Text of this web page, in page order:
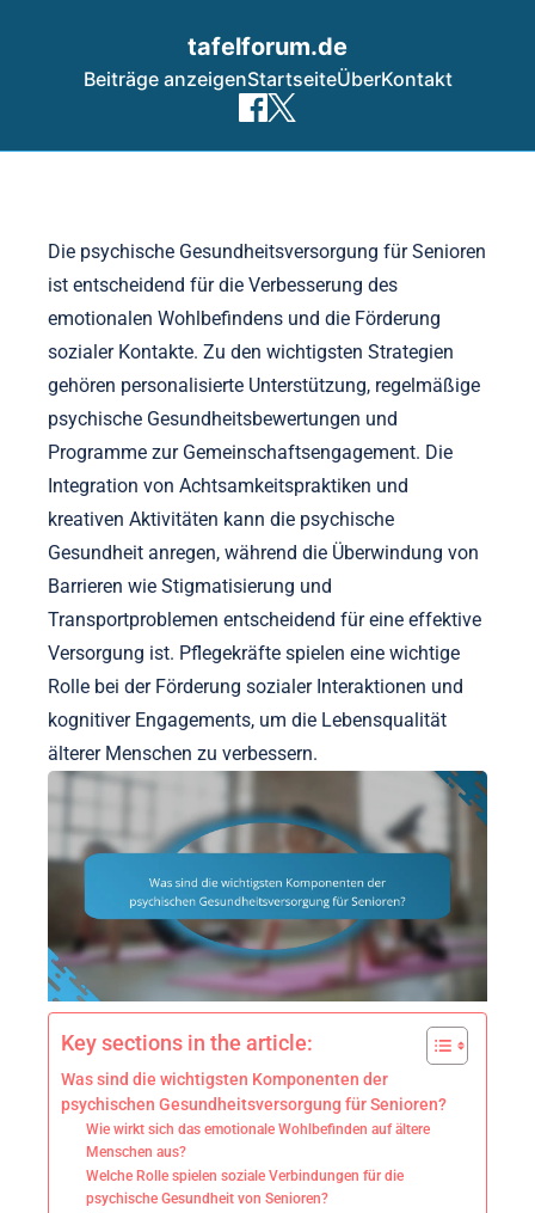
tafelforum.de
Beiträge anzeigenStartseiteÜberKontakt
Die psychische Gesundheitsversorgung für Senioren
ist entscheidend für die Verbesserung des
emotionalen Wohlbefindens und die Förderung
sozialer Kontakte. Zu den wichtigsten Strategien
gehören personalisierte Unterstützung, regelmäßige
psychische Gesundheitsbewertungen und
Programme zur Gemeinschaftsengagement. Die
Integration von Achtsamkeitspraktiken und
kreativen Aktivitäten kann die psychische
Gesundheit anregen, während die Überwindung von
Barrieren wie Stigmatisierung und
Transportproblemen entscheidend für eine effektive
Versorgung ist. Pflegekräfte spielen eine wichtige
Rolle bei der Förderung sozialer Interaktionen und
kognitiver Engagements, um die Lebensqualität
älterer Menschen zu verbessern.
Key sections in the article:
Was sind die wichtigsten Komponenten der
psychischen Gesundheitsversorgung für Senioren?
Wie wirkt sich das emotionale Wohlbefinden auf ältere
Menschen aus?
Welche Rolle spielen soziale Verbindungen für die
psychische Gesundheit von Senioren?